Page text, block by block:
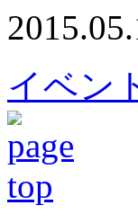
イベン